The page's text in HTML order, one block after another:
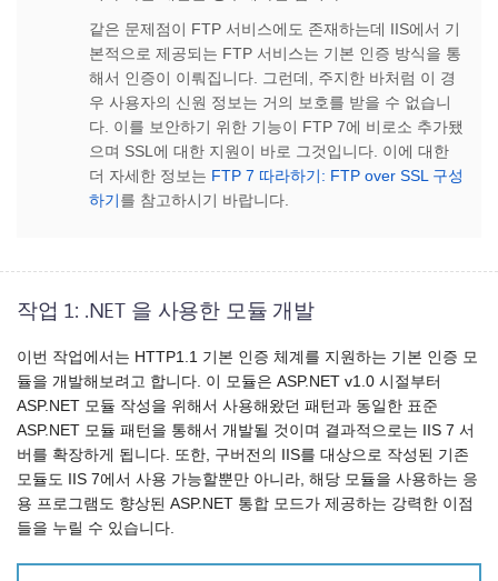
같은 문제점이 FTP 서비스에도 존재하는데 IIS에서 기
본적으로 제공되는 FTP 서비스는 기본 인증 방식을 통
해서 인증이 이뤄집니다. 그런데, 주지한 바처럼 이 경
우 사용자의 신원 정보는 거의 보호를 받을 수 없습니
다. 이를 보안하기 위한 기능이 FTP 7에 비로소 추가됐
으며 SSL에 대한 지원이 바로 그것입니다. 이에 대한
더 자세한 정보는 FTP 7 따라하기: FTP over SSL 구성
하기 를 참고하시기 바랍니다.
작업 1: .NET 을 사용한 모듈 개발
이번 작업에서는 HTTP1.1 기본 인증 체계를 지원하는 기본 인증 모
듈을 개발해보려고 합니다. 이 모듈은 ASP.NET v1.0 시절부터
ASP.NET 모듈 작성을 위해서 사용해왔던 패턴과 동일한 표준
ASP.NET 모듈 패턴을 통해서 개발될 것이며 결과적으로는 IIS 7 서
버를 확장하게 됩니다. 또한, 구버전의 IIS를 대상으로 작성된 기존
모듈도 IIS 7에서 사용 가능할뿐만 아니라, 해당 모듈을 사용하는 응
용 프로그램도 향상된 ASP.NET 통합 모드가 제공하는 강력한 이점
들을 누릴 수 있습니다.